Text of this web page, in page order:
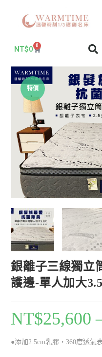
NT$0 0
特價
銀離子三線獨立
護邊-單人加大
NT$25,600
●添加2.5cm乳膠，360度透氣